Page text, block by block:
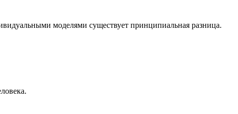
моделями существует принципиальная разница.